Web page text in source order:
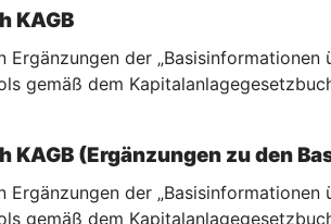
KAGB
der
gemäß dem
(Ergänzungen zu den
der
gemäß dem